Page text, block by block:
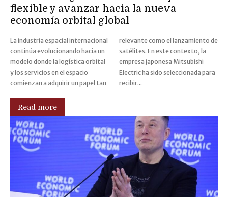
flexible y avanzar hacia la nueva
economía orbital global
La industria espacial internacional
continúa evolucionando hacia un
modelo donde la logística orbital
y los servicios en el espacio
comienzan a adquirir un papel tan
relevante como el lanzamiento de
satélites. En este contexto, la
empresa japonesa Mitsubishi
Electric ha sido seleccionada para
recibir...
Read more